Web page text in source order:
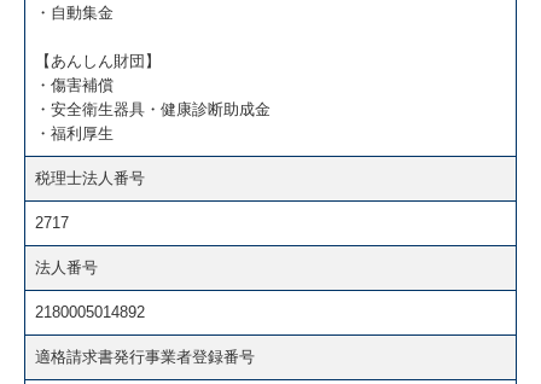
・自動集金
【あんしん財団】
・傷害補償
・安全衛生器具・健康診断助成金
・福利厚生
税理士法人番号
2717
法人番号
2180005014892
適格請求書発行事業者登録番号